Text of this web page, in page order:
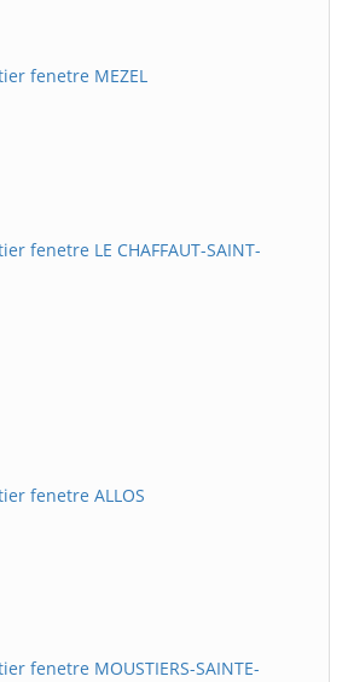
fenetre MEZEL
fenetre LE CHAFFAUT-SAINT-
fenetre ALLOS
fenetre MOUSTIERS-SAINTE-